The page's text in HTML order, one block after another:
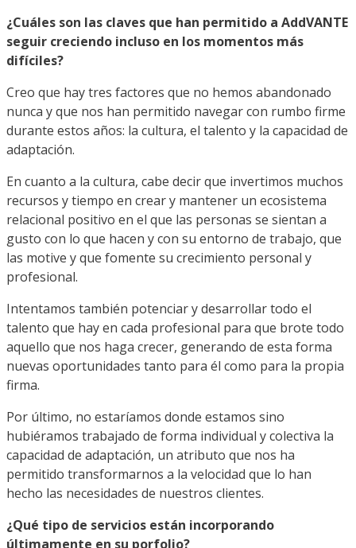
¿Cuáles son las claves que han permitido a AddVANTE
seguir creciendo incluso en los momentos más
difíciles?
Creo que hay tres factores que no hemos abandonado
nunca y que nos han permitido navegar con rumbo firme
durante estos años: la cultura, el talento y la capacidad de
adaptación.
En cuanto a la cultura, cabe decir que invertimos muchos
recursos y tiempo en crear y mantener un ecosistema
relacional positivo en el que las personas se sientan a
gusto con lo que hacen y con su entorno de trabajo, que
las motive y que fomente su crecimiento personal y
profesional.
Intentamos también potenciar y desarrollar todo el
talento que hay en cada profesional para que brote todo
aquello que nos haga crecer, generando de esta forma
nuevas oportunidades tanto para él como para la propia
firma.
Por último, no estaríamos donde estamos sino
hubiéramos trabajado de forma individual y colectiva la
capacidad de adaptación, un atributo que nos ha
permitido transformarnos a la velocidad que lo han
hecho las necesidades de nuestros clientes.
¿Qué tipo de servicios están incorporando
últimamente en su porfolio?